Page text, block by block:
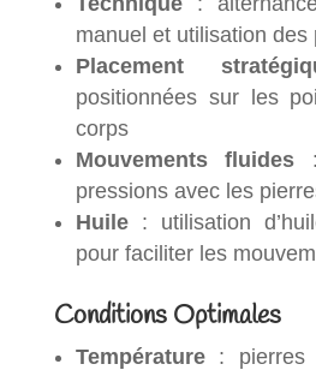
manuel et utilisation des
Placement
positionnées sur les
corps
Mouvements fluides
pressions avec les
Huile: utilisation
pour faciliter les
Conditions Optimales
Température: pierres